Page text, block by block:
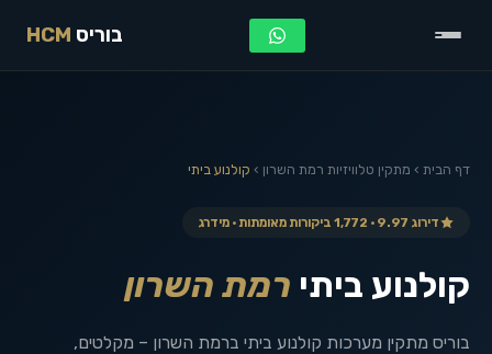
בוריס HCM
דף הבית › מתקין טלוויזיות רמת השרון › קולנוע ביתי
דירוג 9.97 · 1,772 ביקורות מאומתות · מידרג
קולנוע ביתי רמת השרון
בוריס מתקין מערכות קולנוע ביתי ברמת השרון – מקלטים,